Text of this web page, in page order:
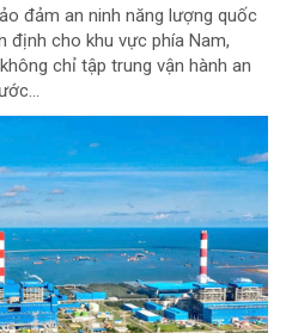
đảm an ninh năng lượng quốc
định cho khu vực phía Nam,
chỉ tập trung vận hành an